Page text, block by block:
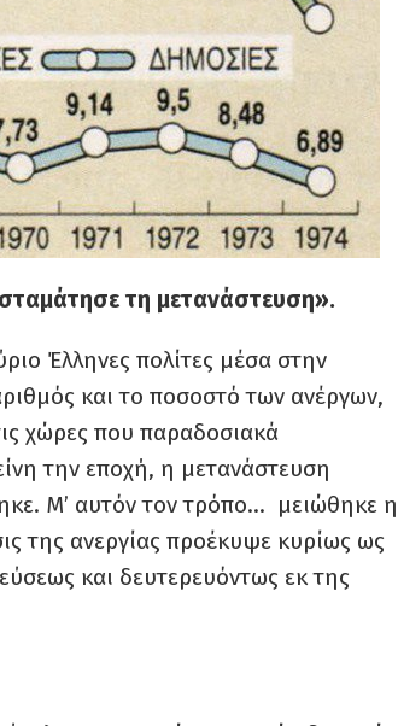
τη μετανάστευση».
Έλληνες πολίτες μέσα στην
και το ποσοστό των ανέργων,
χώρες που παραδοσιακά
την εποχή, η μετανάστευση
Μ’ αυτόν τον τρόπο… μειώθηκε η
της ανεργίας προέκυψε κυρίως ως
και δευτερευόντως εκ της